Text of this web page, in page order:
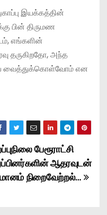
இயக்கத்தின்
பின் திருமண
எங்களின்
தருகிறதோ, அந்த
வைத்துக்கொள்வோம் என
பேரூராட்சி
ஆதரவுடன்
நிறைவேற்றல்…